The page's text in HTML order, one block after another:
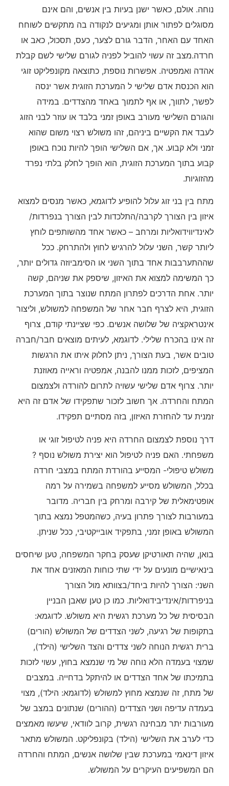
נוחה. אולם, כאשר ישנן בעיות בין אנשים, והם אינם
מסוגלים לפתור אותן ומגיעים לנקודה בה מתקשים לשוחח
האחד עם האחר, הדבר גורם לצער, כעס, תסכול, כאב או
חרדה.מצב זה עשוי להוביל לפניה לגורם שלישי לשם קבלת
אהדה ואמפטיה. אפשרות נוספת, כתוצאה מקונפליקט זוגי
הוא הכנסת אדם שלישי ל המערכת הזוגית אשר ינסה
לפשר, לתווך, או אף לתמוך באחד מהצדדים. במידה
והגורם השלישי מעורב באופן זמני בלבד או עוזר לבני הזוג
לעבד את הקשיים ביניהם, זהו משולש רצוי משום שהוא
זמני ולא קבוע. אך, אם השלישי הופך להיות נוכח באופן
קבוע בתוך המערכת הזוגית, הוא הופך לחלק בלתי נפרד
מהזוגיות.
מתח בין בני זוג עלול להופיע לדוגמא, כאשר מנסים למצוא
איזון בין הצורך לקרבה/התלכדות לבין הצורך בנפרדות/
לאינדיווידואליות ומרחב – כאשר אחד מהשותפים לוחץ
ליותר קשר, השני עלול להרגיש לחוץ ולהתרחק. ככל
שההתערבבות אחד בתוך השני או הסימביוזה גדולים יותר,
כך המשימה למצוא את האיזון, שיספק את שניהם, קשה
יותר. אחת הדרכים לפתרון המתח שנוצר בתוך המערכת
הזוגית, היא לצרף חבר אחר של המשפחה למשולש, וליצור
אינטראקציה של שלושה אנשים. כפי שציינתי קודם, צרוף
זה אינו בהכרח שלילי. לדוגמא, לעיתים מוצאים חבר/חברה
טובים אשר, בעת הצורך, ניתן לחלוק איתו את הרגשות
המציפים, לזכות ממנו להבנה, אמפטיה וראייה מאוזנת
יותר. צרוף אדם שלישי עשויה לתרום להורדה ולצמצום
המתח והחרדה. אך חשוב לזכור שתפקידו של אדם זה היא
זמנית עד להחזרת האיזון, בזה מסתיים תפקידו.
דרך נוספת לצמצום החרדה היא פניה לטיפול זוגי או
משפחתי. האם פניה לטיפול הוא יצירת משולש נוסף ?
משולש טיפולי- המסייע בהורדת המתח במצבי חרדה
בכלל, המשולש מסייע למשפחה בשמירה על רמה
אופטימאלית של קירבה ומרחק בין חבריה. מדובר
במעורבות לצורך פתרון בעיה, כשהמטפל נמצא בתוך
המשולש באופן זמני, בתפקיד אובייקטיבי, ככל שניתן.
בואן, שהיה תאורטיקן שעסק בחקר המשפחה, טען שיחסים
בינאישיים מונעים על ידי שתי כוחות המאזנים אחד את
השני: הצורך להיות ביחד/בצוותא מול הצורך
בניפרדות/אינדיבידואליות. כמו כן טען שאבן הבניין
הבסיסית של כל מערכת רגשית היא משולש. לדוגמא:
בתקופות של רגיעה, לשני הצדדים של המשולש (הורים)
ברית רגשית הנוחה לשני צדדים והצד השלישי (הילד),
שמצוי בעמדה הלא נוחה של מי שנמצא בחוץ, עשוי לזכות
בתמיכתו של אחד הצדדים או להיתקל בדחייה. במצבים
של מתח, זה שנמצא מחוץ למשולש (לדוגמא: הילד), מצוי
בעמדה עדיפה ושני הצדדים (ההורים) שנתונים במצב של
מעורבות יתר מבחינה רגשית, קרוב לוודאי, שיעשו מאמצים
כדי לערב את השלישי (הילד) בקונפליקט. המשולש מתאר
איזון דינאמי במערכת שבין שלושה אנשים, המתח והחרדה
הם המשפיעים העיקרים על המשולש.